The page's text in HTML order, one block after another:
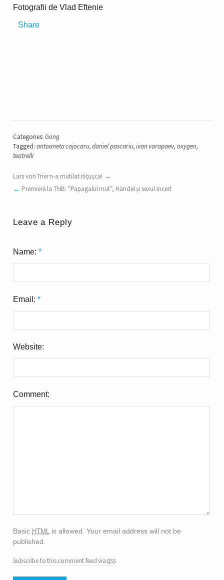
Fotografii de Vlad Eftenie
Share
Categories: Gong
Tagged: antoaneta cojocaru,daniel pascariu,ivan varapaev, oxygen,
teatrelli
Lars von Trier n-a mutilat rățușca!
Premieră la TNB: ”Papagalul mut”, Händel și sexul incert
Leave a Reply
Name:*
Email:*
Website:
Comment
Basic html is allowed. Your email address will not be
published.
Subscribe to this comment feed via rss